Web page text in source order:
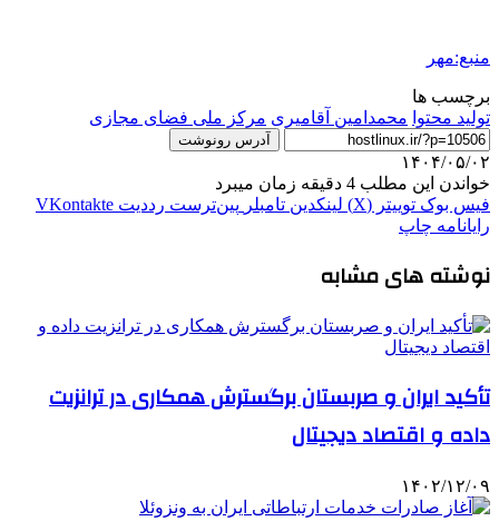
منبع:مهر
برچسب ها
تولید محتوا محمدامین آقامیری مرکز ملی فضای مجازی
آدرس رونوشت
۱۴۰۴/۰۵/۰۲
خواندن این مطلب 4 دقیقه زمان میبرد
فیس بوک توییتر (X) لینکدین ‫تامبلر ‫پین‌ترست ‫رددیت ‫VKontakte
رایانامه چاپ
نوشته های مشابه
تأکید ایران و صربستان برگسترش همکاری‌ در ترانزیت
داده و اقتصاد دیجیتال
۱۴۰۲/۱۲/۰۹